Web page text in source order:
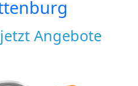
Angebote